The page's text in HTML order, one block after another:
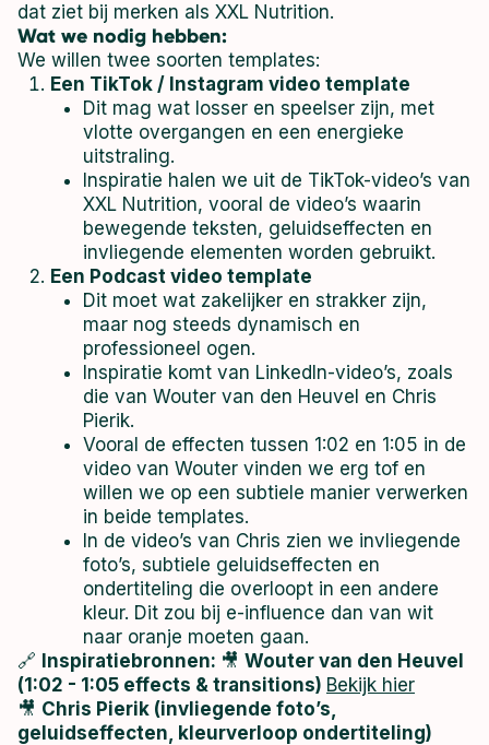
dat ziet bij merken als XXL Nutrition.
Wat we nodig hebben:
We willen twee soorten templates:
Een TikTok / Instagram video template
Dit mag wat losser en speelser zijn, met
vlotte overgangen en een energieke
uitstraling.
Inspiratie halen we uit de TikTok-video’s van
XXL Nutrition, vooral de video’s waarin
bewegende teksten, geluidseffecten en
invliegende elementen worden gebruikt.
Een Podcast video template
Dit moet wat zakelijker en strakker zijn,
maar nog steeds dynamisch en
professioneel ogen.
Inspiratie komt van LinkedIn-video’s, zoals
die van Wouter van den Heuvel en Chris
Pierik.
Vooral de effecten tussen 1:02 en 1:05 in de
video van Wouter vinden we erg tof en
willen we op een subtiele manier verwerken
in beide templates.
In de video’s van Chris zien we invliegende
foto’s, subtiele geluidseffecten en
ondertiteling die overloopt in een andere
kleur. Dit zou bij e-influence dan van wit
naar oranje moeten gaan.
🔗 Inspiratiebronnen: 🎥 Wouter van den Heuvel
(1:02 - 1:05 effects & transitions) Bekijk hier
🎥 Chris Pierik (invliegende foto’s,
geluidseffecten, kleurverloop ondertiteling)